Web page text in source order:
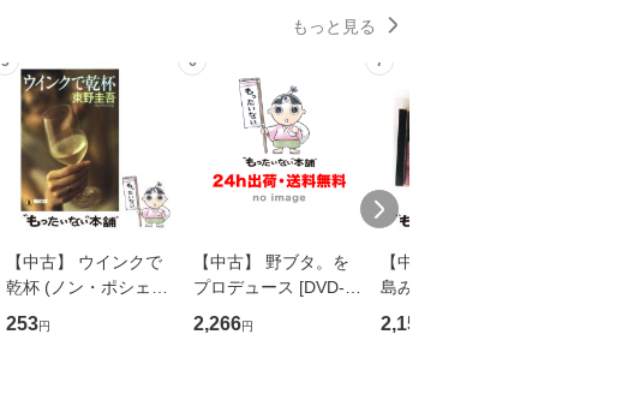
もっと見る
5
【中古】 ウインクで
乾杯 (ノン・ポシェッ
ト) / 東野圭吾 / 祥伝
社 [文庫]【メール便送
253円
6
【中古】 野ブタ。を
プロデュース [DVD-B
OX] / バップ [DVD]
【メール便送料無料】
2,266円
7
【中古】 寒水魚 / 中
島みゆき / [CD]【メー
ル便送料無料】
2,150